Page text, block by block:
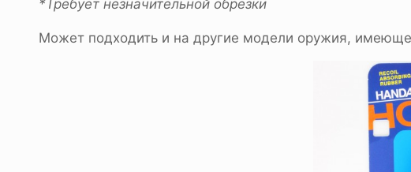
*Требует незначительной обрезки
Может подходить и на другие модели оружия,